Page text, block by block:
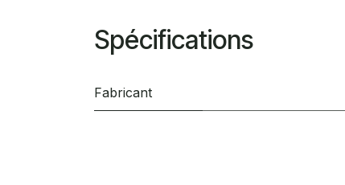
Spécifications
Fabricant